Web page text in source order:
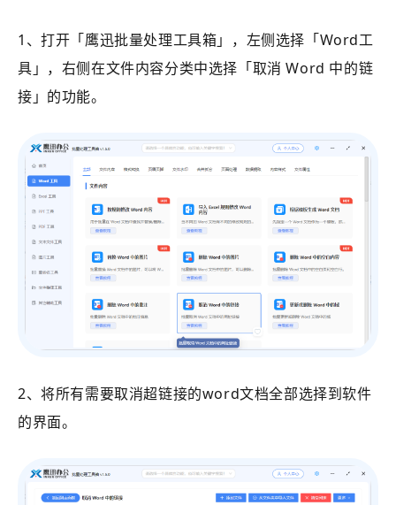
1、打开 「鹰迅批量处理工具箱」 ，左侧选择 「Word工
具」 ，右侧在文件内容分类中选择 「取消 Word 中的链
接 」的功能。
2、将所有需要取消超链接的word文档全部选择到软件
的界面。